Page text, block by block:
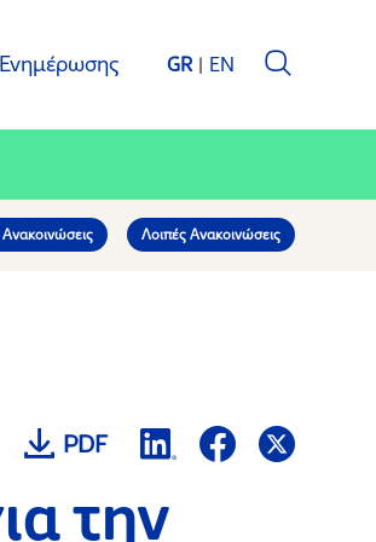
GR EN
Λοιπές Ανακοινώσεις
PDF
την